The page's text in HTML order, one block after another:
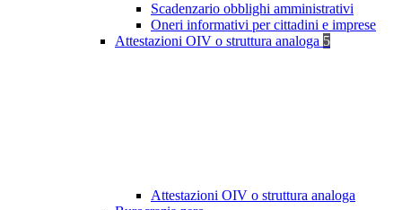
Scadenzario obblighi amministrativi
Oneri informativi per cittadini e imprese
Attestazioni OIV o struttura analoga 5
Attestazioni OIV o struttura analoga